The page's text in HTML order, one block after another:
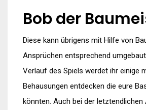
Bob der
Diese kann übrigens mit Hilfe von
Ansprüchen entsprechend
Verlauf des Spiels werdet ihr einige
Behausungen entdecken die eure
könnten. Auch bei der letztendlichen